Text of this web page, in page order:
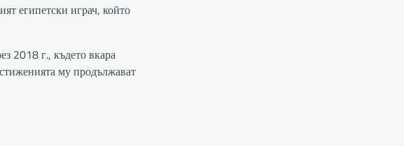
египетски играч, който
2018 г., където вкара
му продължават